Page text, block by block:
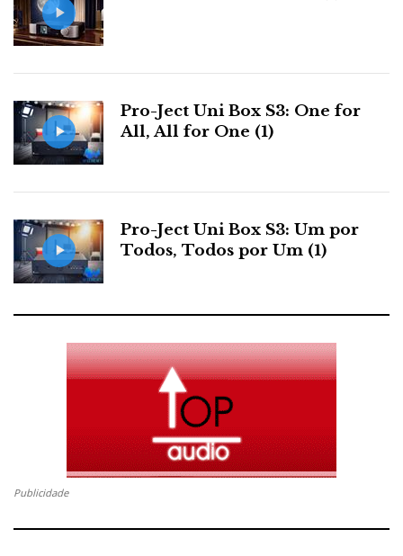
Pro-Ject Uni Box S3: One for
All, All for One (1)
Pro-Ject Uni Box S3: Um por
Todos, Todos por Um (1)
Publicidade